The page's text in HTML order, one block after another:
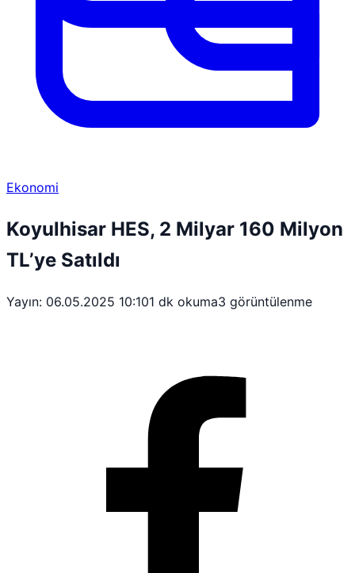
Ekonomi
Koyulhisar HES, 2 Milyar 160 Milyon
TL’ye Satıldı
Yayın: 06.05.2025 10:101 dk okuma3 görüntülenme